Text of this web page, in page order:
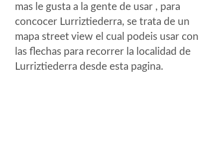
mas le gusta a la gente de usar , para
concocer Lurriztiederra, se trata de un
mapa street view el cual podeis usar con
las flechas para recorrer la localidad de
Lurriztiederra desde esta pagina.